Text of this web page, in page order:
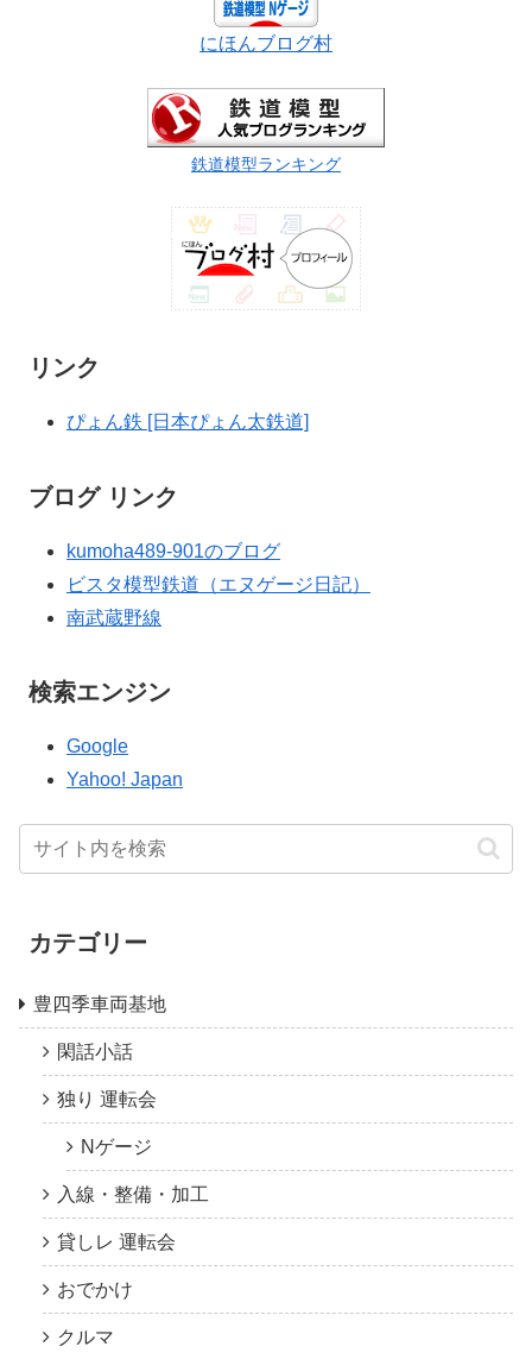
にほんブログ村
鉄道模型ランキング
リンク
ぴょん鉄 [日本ぴょん太鉄道]
ブログ リンク
kumoha489-901のブログ
ビスタ模型鉄道（エヌゲージ日記）
南武蔵野線
検索エンジン
Google
Yahoo! Japan
カテゴリー
豊四季車両基地
閑話小話
独り 運転会
Nゲージ
入線・整備・加工
貸しレ 運転会
おでかけ
クルマ